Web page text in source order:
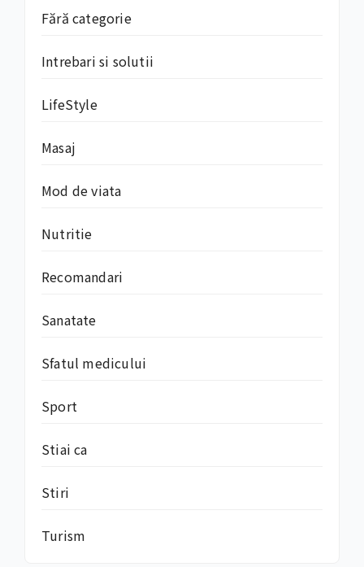
Fără categorie
Intrebari si solutii
LifeStyle
Masaj
Mod de viata
Nutritie
Recomandari
Sanatate
Sfatul medicului
Sport
Stiai ca
Stiri
Turism